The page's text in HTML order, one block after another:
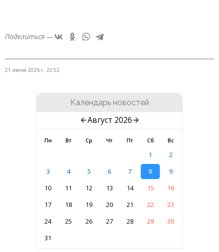
Поделиться —
21 июня 2026 г. 22:52
Календарь новостей
Август 2026
Пн Вт Ср Чт Пт Сб Вс
1
2
3
4 5 6 7 8
9
10
11 12 13 14 15
16
17
18 19 20 21 22
23
24
25 26 27 28 29
30
31